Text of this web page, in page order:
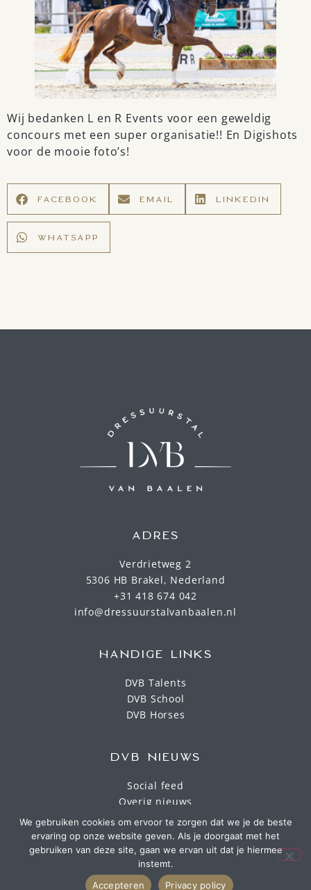
Wij bedanken L en R Events voor een geweldig
concours met een super organisatie!! En Digishots
voor de mooie foto’s!
FACEBOOK EMAIL LINKEDIN
WHATSAPP
ADRES
Verdrietweg 2
5306 HB Brakel, Nederland
+31 418 674 042
info@dressuurstalvanbaalen.nl
HANDIGE LINKS
DVB Talents
DVB School
DVB Horses
DVB NIEUWS
Social feed
Overig nieuws
We gebruiken cookies om ervoor te zorgen dat we je de beste
ervaring op onze website geven. Als je doorgaat met het
gebruiken van deze site, gaan we ervan uit dat je hiermee
instemt.
Accepteren
Privacy policy